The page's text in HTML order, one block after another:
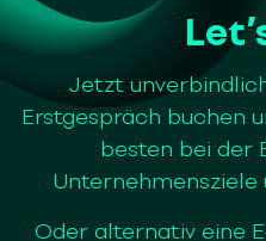
Jetzt
Erstgespräch buchen
besten bei der
Unternehmensziele
Oder alternativ eine